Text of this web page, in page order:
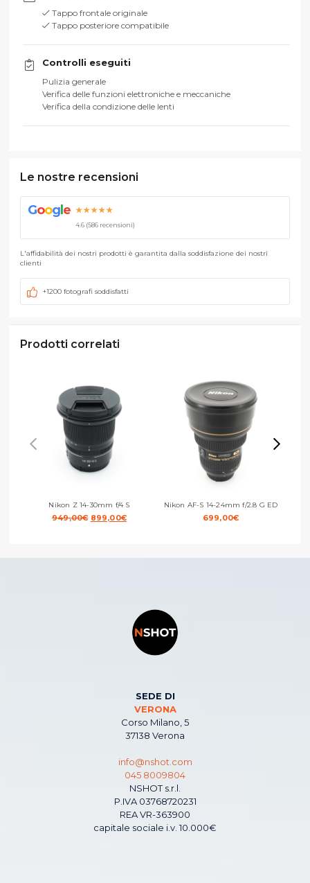
Tappo frontale originale
Tappo posteriore compatibile
Controlli eseguiti
Pulizia generale
Verifica delle funzioni elettroniche e meccaniche
Verifica della condizione delle lenti
Le nostre recensioni
Goog e ★★★★★
4.6 (586 recensioni)
L'affidabilità dei nostri prodotti è garantita dalla soddisfazione dei nostri
clienti
+1200 fotografi soddisfatti
Prodotti correlati
Nikon Z 14-30mm f/4 S
949,00€ Il
899,00€Il
899,00€.
Nikon AF-S 14-24mm f/2.8 G ED
699,00€
SEDE DI
VERONA
Corso Milano, 5
37138 Verona
info@nshot.com
045 8009804
NSHOT s.r.l.
P.IVA 03768720231
REA VR-363900
capitale sociale i.v. 10.000€